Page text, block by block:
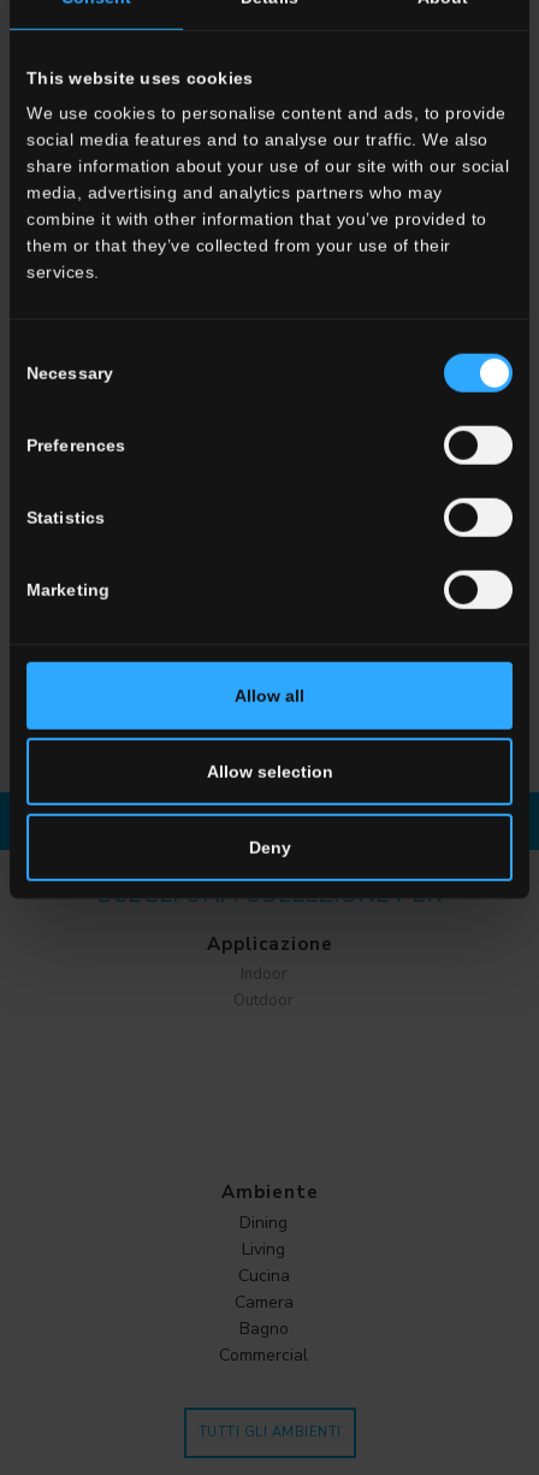
This website uses cookies
We use cookies to personalise content and ads, to provide
social media features and to analyse our traffic. We also
share information about your use of our site with our social
media, advertising and analytics partners who may
combine it with other information that you’ve provided to
them or that they’ve collected from your use of their
services.
Selection
Necessary
Preferences
Statistics
Marketing
Allow all
Allow selection
Deny
33x120 . 13"x48"
G3LA08RGD12Gradone
Angolare DX HLA 8 Rett.
33x120 . 13"x48"
G3LA08RGS12Gradone
Angolare SX HLA 8 Rett.
ALTRI COLORI DELLA COLLEZIONE
Naturale
HLA 5
SCEGLI UNA COLLEZIONE PER
Applicazione
Indoor
Outdoor
Ambiente
Dining
Living
Cucina
Camera
Bagno
Commercial
TUTTI GLI AMBIENTI